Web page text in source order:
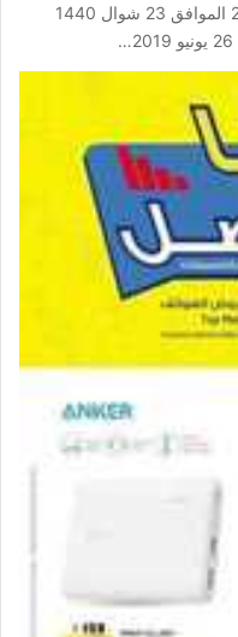
عروض لولو جدة الأسبوعية 26 يونيو 2019 الموافق 23 شوال 1440